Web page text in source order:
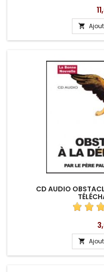

CD AUDIO
